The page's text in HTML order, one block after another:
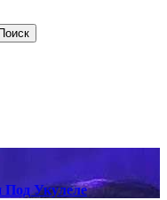
Под Укулеле